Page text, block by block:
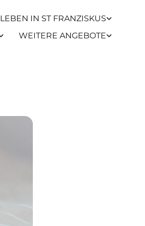
LEBEN IN ST FRANZISKUS
WEITERE ANGEBOTE